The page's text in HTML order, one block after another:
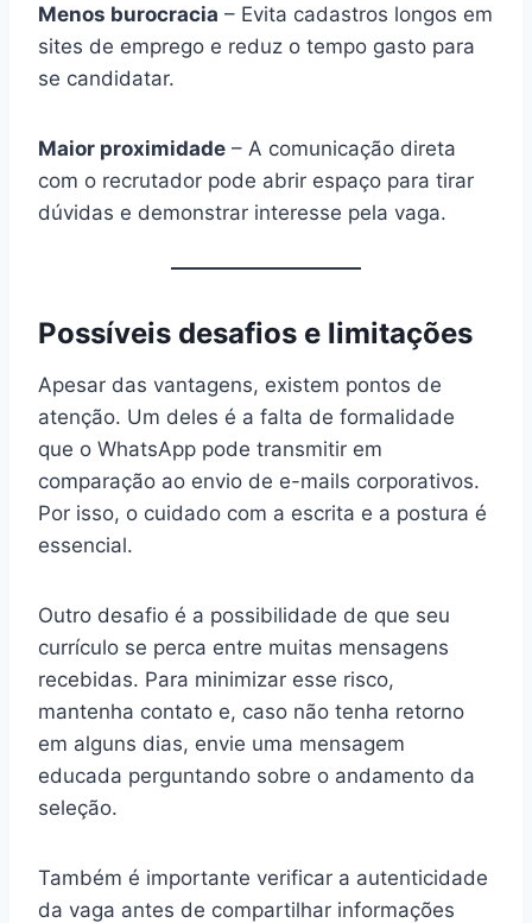
Menos burocracia – Evita cadastros longos em
sites de emprego e reduz o tempo gasto para
se candidatar.
Maior proximidade – A comunicação direta
com o recrutador pode abrir espaço para tirar
dúvidas e demonstrar interesse pela vaga.
Possíveis desafios e limitações
Apesar das vantagens, existem pontos de
atenção. Um deles é a falta de formalidade
que o WhatsApp pode transmitir em
comparação ao envio de e-mails corporativos.
Por isso, o cuidado com a escrita e a postura é
essencial.
Outro desafio é a possibilidade de que seu
currículo se perca entre muitas mensagens
recebidas. Para minimizar esse risco,
mantenha contato e, caso não tenha retorno
em alguns dias, envie uma mensagem
educada perguntando sobre o andamento da
seleção.
Também é importante verificar a autenticidade
da vaga antes de compartilhar informações